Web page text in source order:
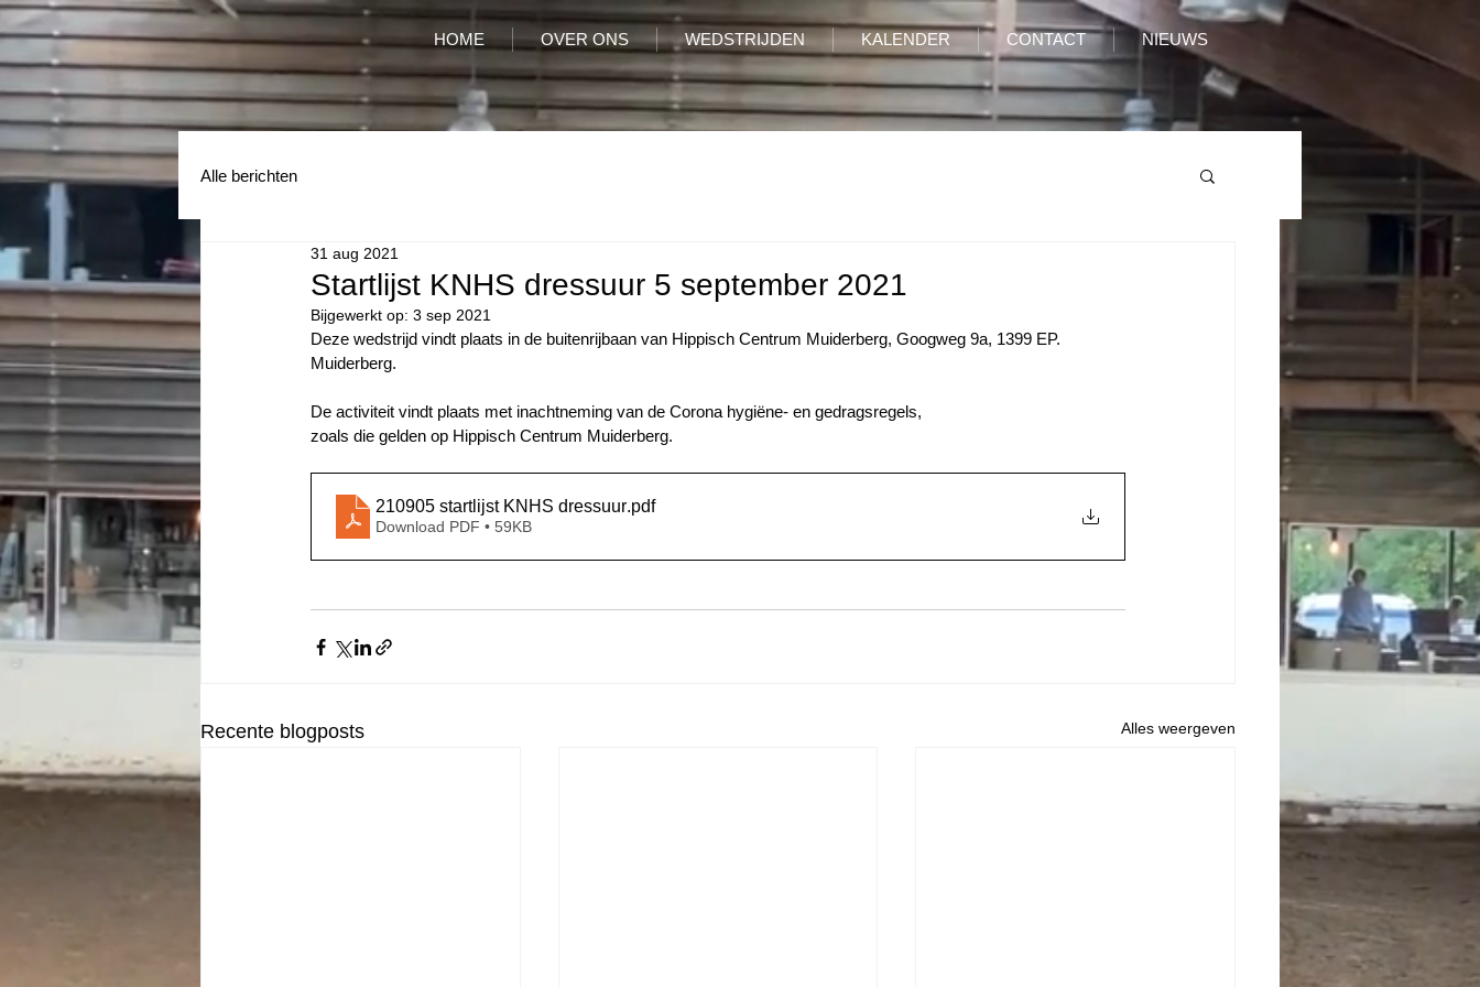
HOME OVER ONS WEDSTRIJDEN KALENDER CONTACT NIEUWS
Alle berichten
Startlijst KNHS dressuur 5 september 2021
31 aug 2021
Bijgewerkt op: 3 sep 2021
Deze wedstrijd vindt plaats in de buitenrijbaan van Hippisch Centrum Muiderberg, Googweg 9a, 1399 EP.
Muiderberg.
210905 startlijst KNHS dressuur.pdf
Download PDF • 59KB
Recente blogposts Alles weergeven